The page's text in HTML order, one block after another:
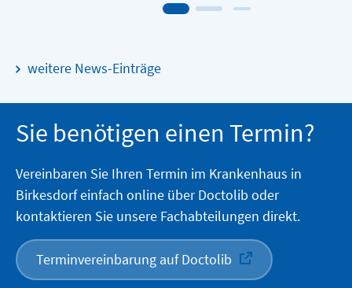
weitere News-Einträge
Sie benötigen einen Termin?
Vereinbaren Sie Ihren Termin im Krankenhaus in
Birkesdorf einfach online über Doctolib oder
kontaktieren Sie unsere Fachabteilungen direkt.
Terminvereinbarung auf Doctolib